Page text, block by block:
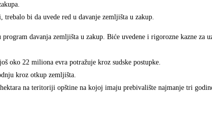
bi da uvede red u davanje zemljišta u zakup.
davanja zemljišta u zakup. Biće uvedene i rigorozne kazne za
oko 22 miliona evra potražuje kroz sudske postupke.
kroz otkup zemljišta.
na teritoriji opštine na kojoj imaju prebivalište najmanje tri